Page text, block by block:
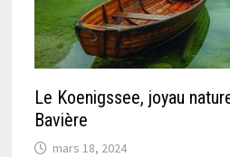
Le Koenigssee, joyau
Bavière
mars 18, 2024